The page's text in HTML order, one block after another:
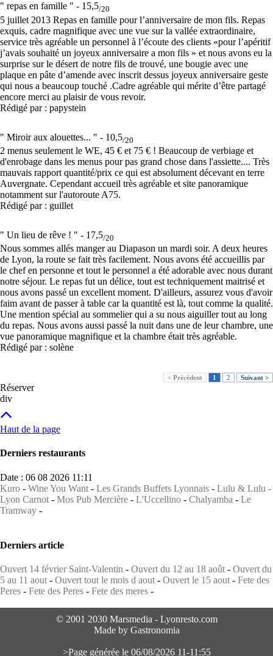
" repas en famille " - 15,5/20
5 juillet 2013 Repas en famille pour l’anniversaire de mon fils. Repas
exquis, cadre magnifique avec une vue sur la vallée extraordinaire,
service très agréable un personnel à l’écoute des clients «pour l’apéritif
j’avais souhaité un joyeux anniversaire a mon fils » et nous avons eu la
surprise sur le désert de notre fils de trouvé, une bougie avec une
plaque en pâte d’amende avec inscrit dessus joyeux anniversaire geste
qui nous a beaucoup touché .Cadre agréable qui mérite d’être partagé
encore merci au plaisir de vous revoir.
Rédigé par : papystein
" Miroir aux alouettes... " - 10,5/20
2 menus seulement le WE, 45 € et 75 € ! Beaucoup de verbiage et
d'enrobage dans les menus pour pas grand chose dans l'assiette.... Très
mauvais rapport quantité/prix ce qui est absolument décevant en terre
Auvergnate. Cependant accueil très agréable et site panoramique
notamment sur l'autoroute A75.
Rédigé par : guillet
" Un lieu de rêve ! " - 17,5/20
Nous sommes allés manger au Diapason un mardi soir. A deux heures
de Lyon, la route se fait très facilement. Nous avons été accueillis par
le chef en personne et tout le personnel a été adorable avec nous durant
notre séjour. Le repas fut un délice, tout est techniquement maitrisé et
nous avons passé un excellent moment. D'ailleurs, assurez vous d'avoir
faim avant de passer à table car la quantité est là, tout comme la qualité.
Une mention spécial au sommelier qui a su nous aiguiller tout au long
du repas. Nous avons aussi passé la nuit dans une de leur chambre, une
vue panoramique magnifique et la chambre était très agréable.
Rédigé par : solène
< Précédent 1 2 Suivant >
Réserver
div
Haut de la page
Derniers restaurants
Date : 06 08 2026 11:11
Kuro - Wine You Want - Les Grands Buffets Lyonnais - Lulu & Lulu -
Lyon Carnot - Mos Pub Mercière - L'Uccellino - Chalyamba - Le
Tramway -
Derniers article
Ouvert 14 février Saint-Valentin - Ouvert du 12 au 18 août - Ouvert du
5 au 11 aout - Ouvert tout le mois d aout - Ouvert le 15 aout - Fete des
Peres - Fete des Peres - Fete des meres -
© 2001 2030 Marsmedia - Lyonresto.com
Made by Gastronomia
>Page générée le 06/08/2026 11-11:55